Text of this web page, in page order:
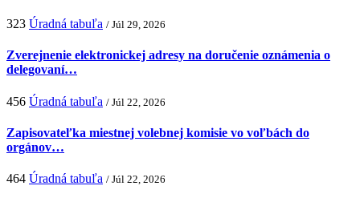
323 Úradná tabuľa / Júl 29, 2026
Zverejnenie elektronickej adresy na doručenie oznámenia o
delegovaní…
456 Úradná tabuľa / Júl 22, 2026
Zapisovateľka miestnej volebnej komisie vo voľbách do
orgánov…
464 Úradná tabuľa / Júl 22, 2026